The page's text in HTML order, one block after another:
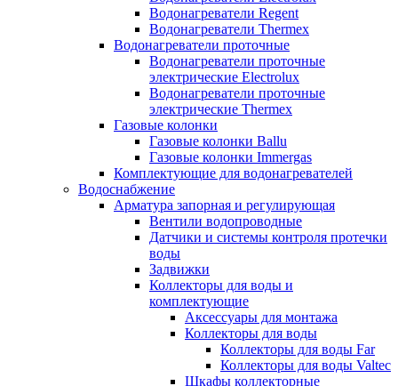
Водонагреватели Regent
Водонагреватели Thermex
Водонагреватели проточные
Водонагреватели проточные
электрические Electrolux
Водонагреватели проточные
электрические Thermex
Газовые колонки
Газовые колонки Ballu
Газовые колонки Immergas
Комплектующие для водонагревателей
Водоснабжение
Арматура запорная и регулирующая
Вентили водопроводные
Датчики и системы контроля протечки
воды
Задвижки
Коллекторы для воды и
комплектующие
Аксессуары для монтажа
Коллекторы для воды
Коллекторы для воды Far
Коллекторы для воды Valtec
Шкафы коллекторные